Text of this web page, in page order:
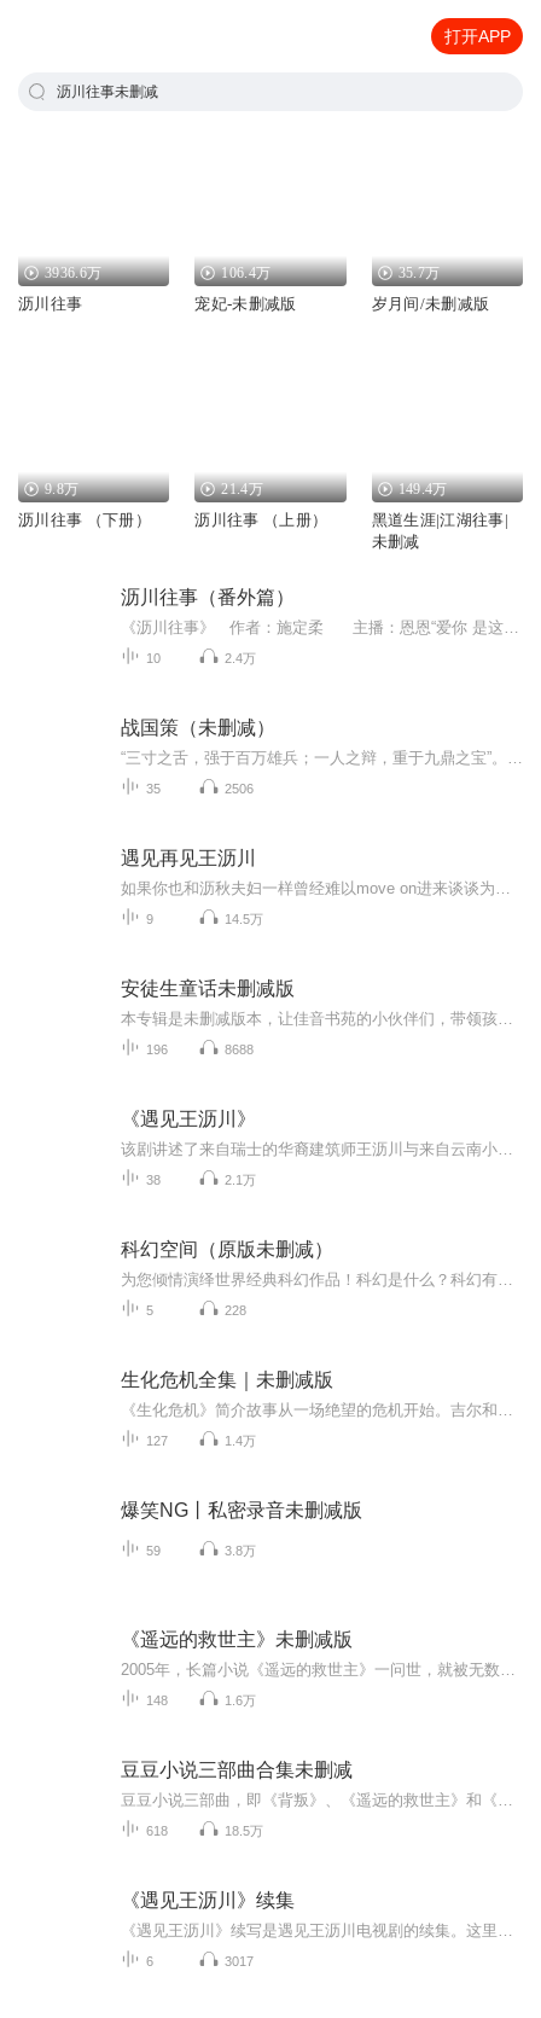
打开APP
沥川往事未删减
3936.6万
沥川往事
106.4万
宠妃-未删减版
35.7万
岁月间/未删减版
9.8万
沥川往事 （下册）
21.4万
沥川往事 （上册）
149.4万
黑道生涯|江湖往事|
未删减
沥川往事（番外篇）
10 2.4万
战国策（未删减）
35 2506
遇见再见王沥川
9 14.5万
安徒生童话未删减版
196 8688
《遇见王沥川》
38 2.1万
科幻空间（原版未删减）
5 228
生化危机全集｜未删减版
127 1.4万
爆笑NG丨私密录音未删减版
59 3.8万
《遥远的救世主》未删减版
148 1.6万
豆豆小说三部曲合集未删减
618 18.5万
《遇见王沥川》续集
6 3017